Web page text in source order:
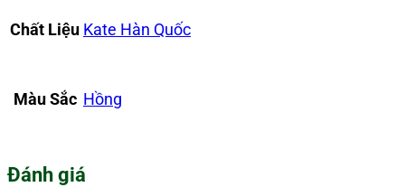
Chất Liệu Kate Hàn Quốc
Màu Sắc Hồng
Đánh giá